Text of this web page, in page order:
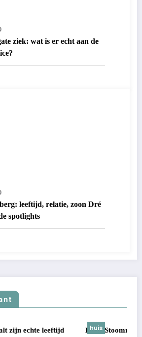
ziek: wat is er echt aan de
leeftijd, relatie, zoon Dré
spotlights
7 Keuzes Voor Een Echt Schoon